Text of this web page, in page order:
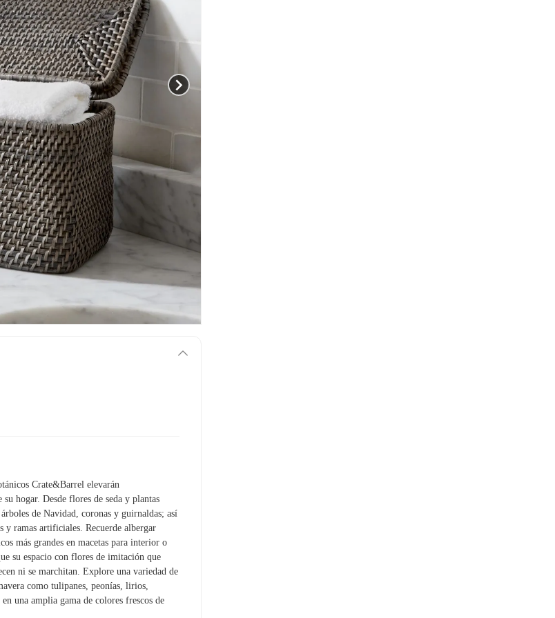
Crate&Barrel elevarán
su hogar. Desde flores de seda y plantas
de Navidad, coronas y guirnaldas; así
y ramas artificiales. Recuerde albergar
más grandes en macetas para interior o
su espacio con flores de imitación que
ni se marchitan. Explore una variedad de
como tulipanes, peonías, lirios,
una amplia gama de colores frescos de